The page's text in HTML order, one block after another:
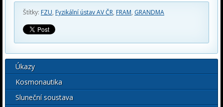
Štítky: FZU, Fyzikální ústav AV ČR, FRAM, GRANDMA
Úkazy
Kosmonautika
Sluneční soustava